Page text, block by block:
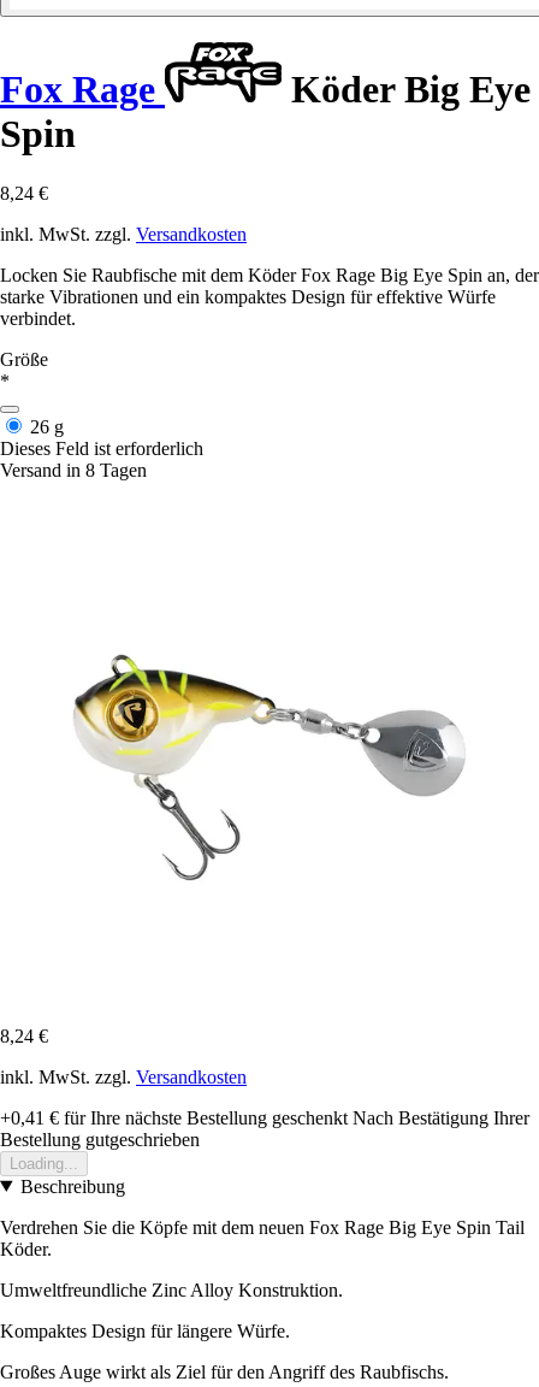
Fox Rage
Köder Big Eye
Spin
8,24 €
inkl. MwSt. zzgl. Versandkosten
Locken Sie Raubfische mit dem Köder Fox Rage Big Eye Spin an, der
starke Vibrationen und ein kompaktes Design für effektive Würfe
verbindet.
Größe
*
26 g
Dieses Feld ist erforderlich
Versand in 8 Tagen
8,24 €
inkl. MwSt. zzgl. Versandkosten
+0,41 € für Ihre nächste Bestellung geschenkt Nach Bestätigung Ihrer
Bestellung gutgeschrieben
Loading...
Beschreibung
Verdrehen Sie die Köpfe mit dem neuen Fox Rage Big Eye Spin Tail
Köder.
Umweltfreundliche Zinc Alloy Konstruktion.
Kompaktes Design für längere Würfe.
Großes Auge wirkt als Ziel für den Angriff des Raubfischs.